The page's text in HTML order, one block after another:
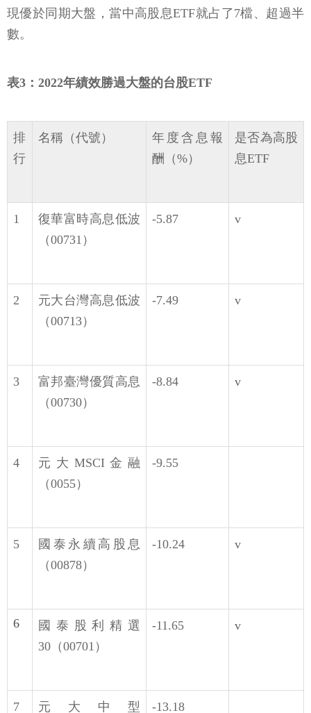
現優於同期大盤，當中高股息ETF就占了7檔、超過半
數。
表3：2022年績效勝過大盤的台股ETF
排
行
名稱（代號）
年度含息報
酬（%）
是否為高股
息ETF
1
復華富時高息低波
（00731）
-5.87 v
2
元大台灣高息低波
（00713）
-7.49 v
3
富邦臺灣優質高息
（00730）
-8.84 v
4
元大MSCI金融
（0055）
-9.55
5
國泰永續高股息
（00878）
-10.24 v
6
國泰股利精選
30（00701）
-11.65 v
7 元大中型 -13.18